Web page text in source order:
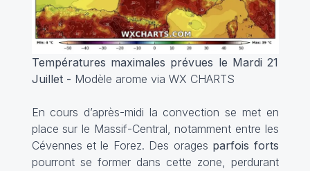
Températures maximales prévues le Mardi 21
Juillet - Modèle arome via WX CHARTS
En cours d’après-midi la convection se met en
place sur le Massif-Central, notamment entre les
Cévennes et le Forez. Des orages parfois forts
pourront se former dans cette zone, perdurant